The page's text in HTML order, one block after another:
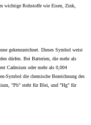
wichtige Rohstoffe wie Eisen, Zink,
gekennzeichnet. Dieses Symbol weist
dürfen. Bei Batterien, die mehr als
Cadmium oder mehr als 0,004
Symbol die chemische Bezeichnung des
"Pb" steht für Blei, und "Hg" für